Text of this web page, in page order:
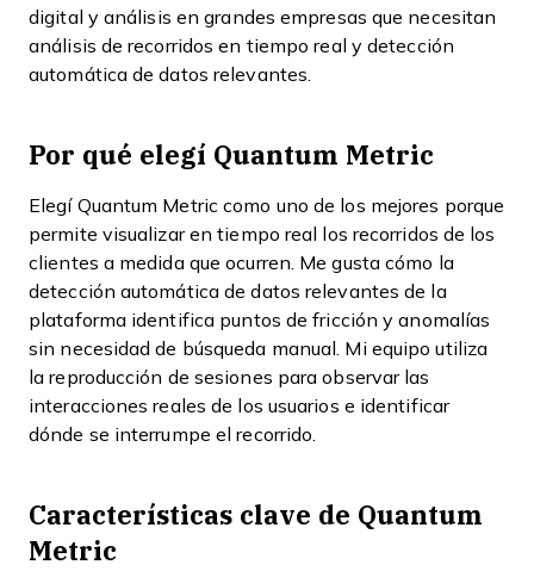
digital y análisis en grandes empresas que necesitan
análisis de recorridos en tiempo real y detección
automática de datos relevantes.
Por qué elegí Quantum Metric
Elegí Quantum Metric como uno de los mejores porque
permite visualizar en tiempo real los recorridos de los
clientes a medida que ocurren. Me gusta cómo la
detección automática de datos relevantes de la
plataforma identifica puntos de fricción y anomalías
sin necesidad de búsqueda manual. Mi equipo utiliza
la reproducción de sesiones para observar las
interacciones reales de los usuarios e identificar
dónde se interrumpe el recorrido.
Características clave de Quantum
Metric